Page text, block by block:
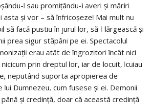
l sau promiţându-i averi şi măriri
şi vor – să înfricoşeze! Mai mult nu
să facă pustiu în jurul lor, să-l lărgească şi
prea sigur stăpâni pe ei. Spectacolul
erau atât de îngrozitori încât nici
prin dreptul lor, iar de locuit, lcuiau
neputând suporta apropierea de
lui Dumnezeu, cum fusese şi ei. Demonii
şi credinţă, doar că această credinţă